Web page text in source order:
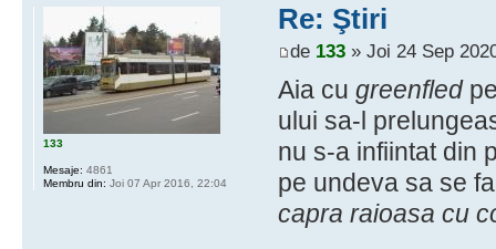
Re: Ştiri
de 133» Joi 24 Sep
Aia cu greenfled
ului sa-l
nu s-a infiintat din
pe undeva sa se
capra raioasa cu
133
Mesaje: 4861
Membru din: Joi 07 Apr 2016, 22:04